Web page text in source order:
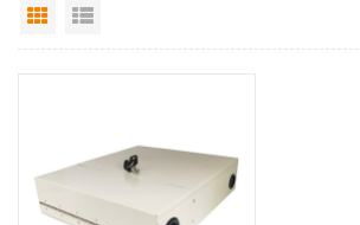
Grid View